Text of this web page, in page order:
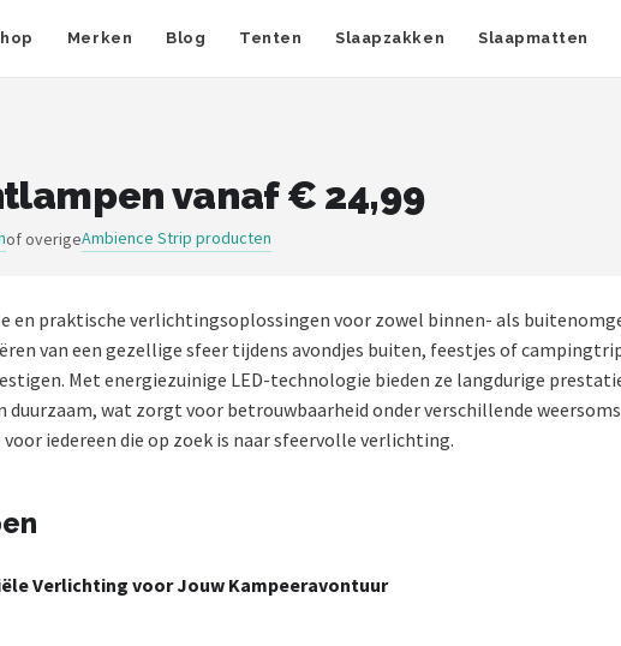
Merken Blog Tenten Slaapzakken Slaapmatten
vanaf € 24,99
of overigeAmbience Strip producten
praktische verlichtingsoplossingen voor zowel binnen- als
van een gezellige sfeer tijdens avondjes buiten, feestjes of
Met energiezuinige LED-technologie bieden ze langdurige
wat zorgt voor betrouwbaarheid onder verschillende
iedereen die op zoek is naar sfeervolle verlichting.
Verlichting voor Jouw Kampeeravontuur